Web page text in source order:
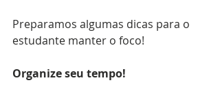
Preparamos algumas dicas para o
estudante manter o foco!
Organize seu tempo!